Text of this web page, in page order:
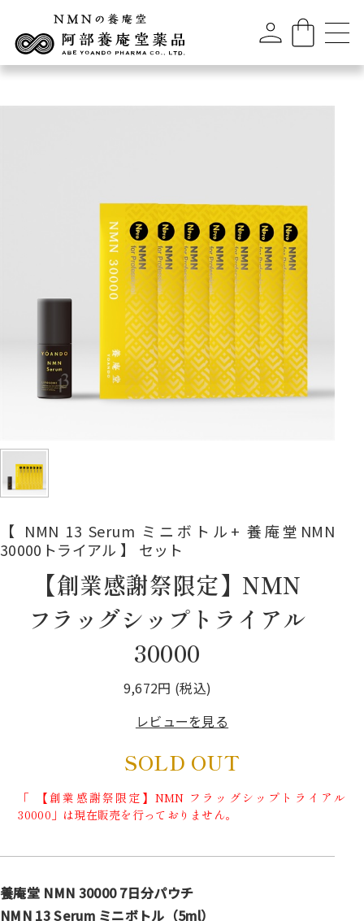
【 NMN 13 Serum ミニボトル+ 養庵堂NMN
30000トライアル 】 セット
【創業感謝祭限定】NMN
フラッグシップトライアル
30000
9,672円 (税込)
レビューを見る
SOLD OUT
「 【創業感謝祭限定】NMN フラッグシップトライアル
30000」は現在販売を行っておりません。
養庵堂 NMN 30000 7日分パウチ
NMN 13 Serum ミニボトル（5ml）